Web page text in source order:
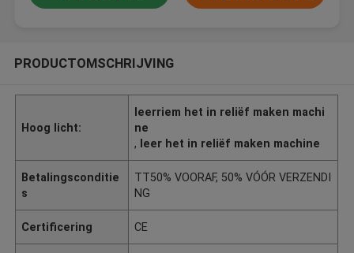
PRODUCTOMSCHRIJVING
Hoog licht:
leerriem het in reliëf maken machi
ne
, leer het in reliëf maken machine
Betalingsconditie
s
TT50% VOORAF, 50% VÓÓR VERZENDI
NG
Certificering CE